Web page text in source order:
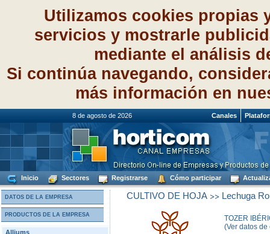
Utilizamos cookies propias
servicios y mostrarle
mediante el análisis
Si continúa navegando,
más información en
8 de agosto de 2026 Canales
Inicio Sectores Registrarse Cómo participar
DATOS DE LA EMPRESA
PRODUCTOS DE LA EMPRESA
Alliums
CULTIVO DE HOJA>> Lechuga
TOZER
(Ver datos